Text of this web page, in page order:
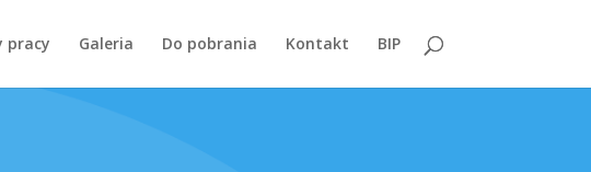
pracy Galeria Do pobrania Kontakt BIP